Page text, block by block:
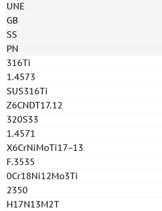
UNE
GB
SS
PN
316Ti
1.4573
SUS316Ti
Z6CNDT17.12
320S33
1.4571
X6CrNiMoTi17−13
F.3535
0Cr18Ni12Mo3Ti
2350
H17N13M2T